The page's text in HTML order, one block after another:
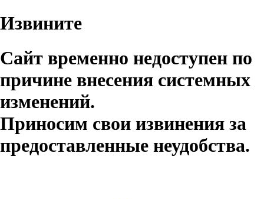
Извините
Сайт временно недоступен по
причине внесения системных
изменений.
Приносим свои извинения за
предоставленные неудобства.